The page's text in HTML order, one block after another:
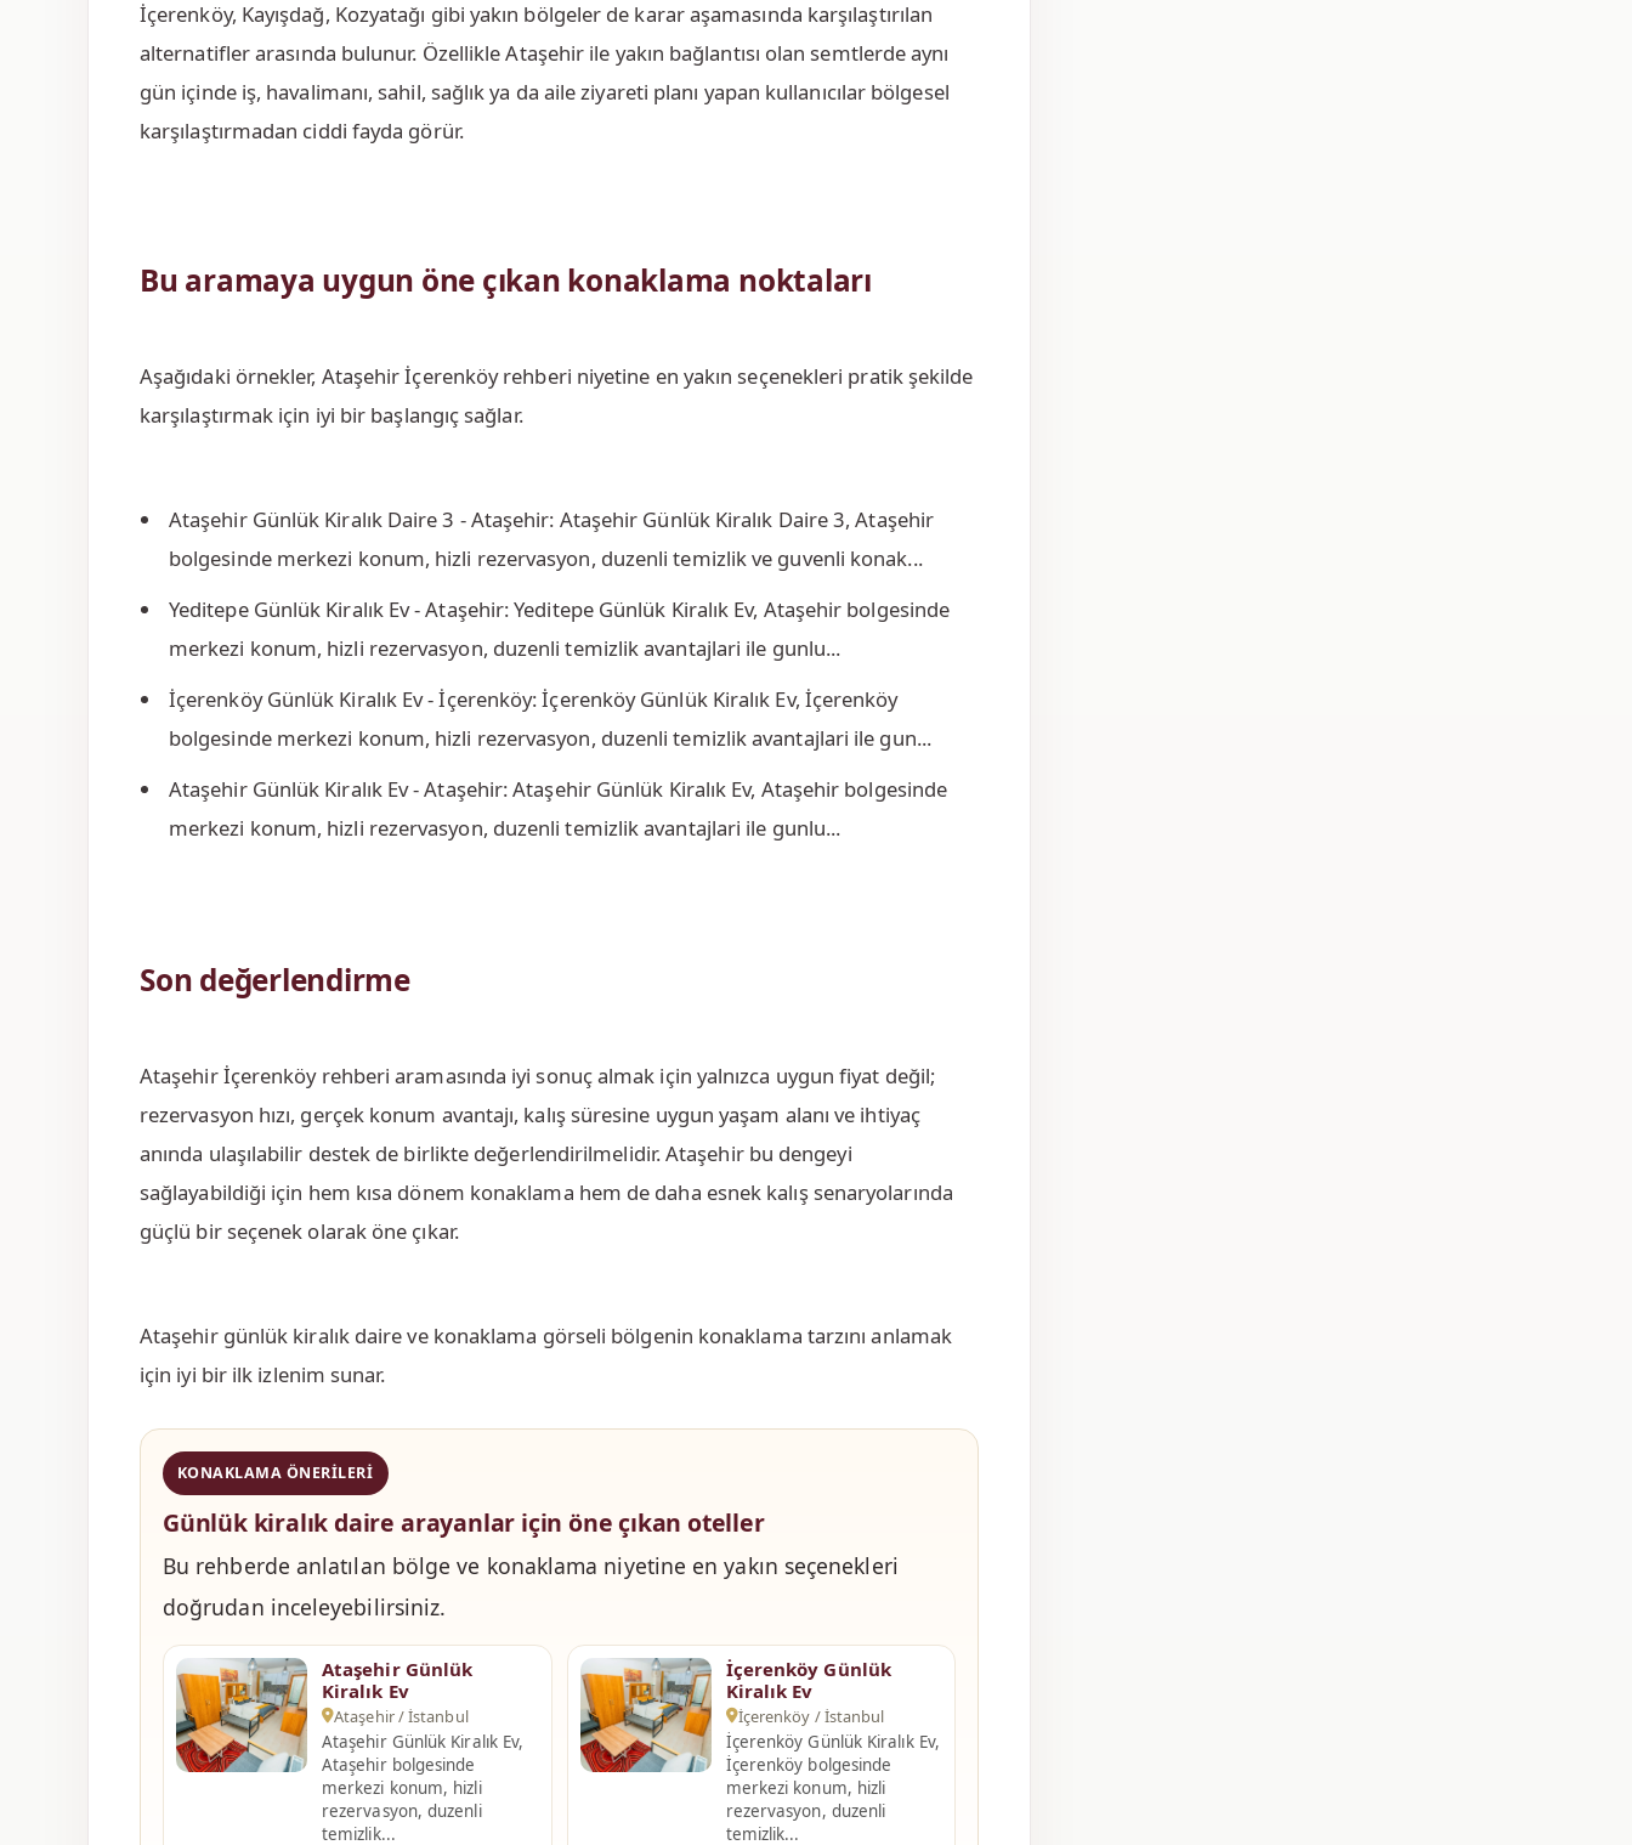
İçerenköy, Kayışdağ, Kozyatağı gibi yakın bölgeler de karar aşamasında karşılaştırılan
alternatifler arasında bulunur. Özellikle Ataşehir ile yakın bağlantısı olan semtlerde aynı
gün içinde iş, havalimanı, sahil, sağlık ya da aile ziyareti planı yapan kullanıcılar bölgesel
karşılaştırmadan ciddi fayda görür.
Bu aramaya uygun öne çıkan konaklama noktaları
Aşağıdaki örnekler, Ataşehir İçerenköy rehberi niyetine en yakın seçenekleri pratik şekilde
karşılaştırmak için iyi bir başlangıç sağlar.
Ataşehir Günlük Kiralık Daire 3 - Ataşehir: Ataşehir Günlük Kiralık Daire 3, Ataşehir
bolgesinde merkezi konum, hizli rezervasyon, duzenli temizlik ve guvenli konak...
Yeditepe Günlük Kiralık Ev - Ataşehir: Yeditepe Günlük Kiralık Ev, Ataşehir bolgesinde
merkezi konum, hizli rezervasyon, duzenli temizlik avantajlari ile gunlu...
İçerenköy Günlük Kiralık Ev - İçerenköy: İçerenköy Günlük Kiralık Ev, İçerenköy
bolgesinde merkezi konum, hizli rezervasyon, duzenli temizlik avantajlari ile gun...
Ataşehir Günlük Kiralık Ev - Ataşehir: Ataşehir Günlük Kiralık Ev, Ataşehir bolgesinde
merkezi konum, hizli rezervasyon, duzenli temizlik avantajlari ile gunlu...
Son değerlendirme
Ataşehir İçerenköy rehberi aramasında iyi sonuç almak için yalnızca uygun fiyat değil;
rezervasyon hızı, gerçek konum avantajı, kalış süresine uygun yaşam alanı ve ihtiyaç
anında ulaşılabilir destek de birlikte değerlendirilmelidir. Ataşehir bu dengeyi
sağlayabildiği için hem kısa dönem konaklama hem de daha esnek kalış senaryolarında
güçlü bir seçenek olarak öne çıkar.
Ataşehir günlük kiralık daire ve konaklama görseli bölgenin konaklama tarzını anlamak
için iyi bir ilk izlenim sunar.
KONAKLAMA ÖNERILERI
Günlük kiralık daire arayanlar için öne çıkan oteller
Bu rehberde anlatılan bölge ve konaklama niyetine en yakın seçenekleri
doğrudan inceleyebilirsiniz.
Ataşehir Günlük
Kiralık Ev
Ataşehir / İstanbul
Ataşehir Günlük Kiralık Ev,
Ataşehir bolgesinde
merkezi konum, hizli
rezervasyon, duzenli
temizlik...
İçerenköy Günlük
Kiralık Ev
İçerenköy / İstanbul
İçerenköy Günlük Kiralık Ev,
İçerenköy bolgesinde
merkezi konum, hizli
rezervasyon, duzenli
temizlik...